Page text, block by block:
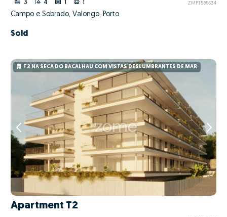
3 4 1 1 ZMPT585634
Campo e Sobrado, Valongo, Porto
Sold
T2 NA SECA DO BACALHAU COM VISTAS DESLUMBRANTES DE MAR
Apartment T2